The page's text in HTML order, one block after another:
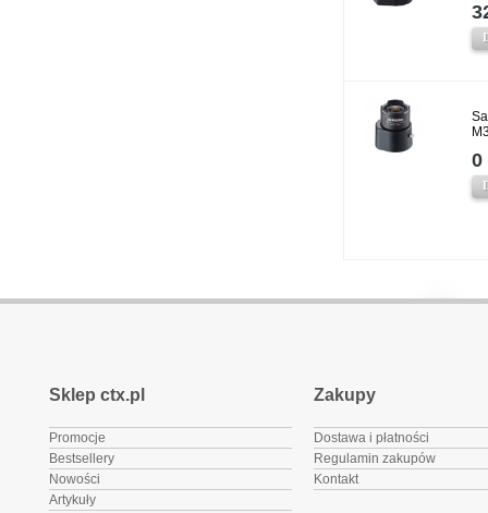
0
Sklep ctx.pl
Promocje
Bestsellery
Nowości
Artykuły
Zakupy
Dostawa i płatności
Regulamin zakupów
Kontakt